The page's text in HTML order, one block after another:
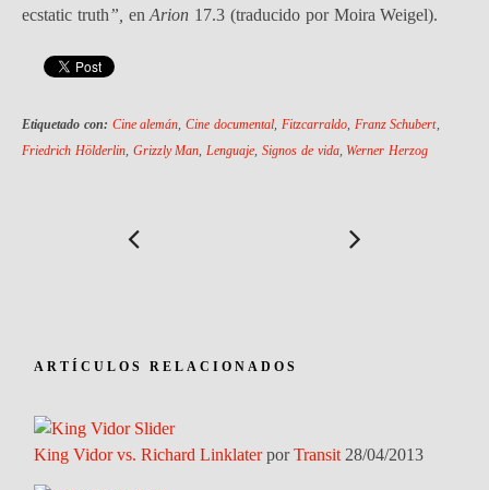
ecstatic truth”, en Arion 17.3 (traducido por Moira Weigel).
Etiquetado con: Cine alemán,Cine documental, Fitzcarraldo, Franz Schubert,
Friedrich Hölderlin, Grizzly Man,Lenguaje,Signos de vida, Werner Herzog
ARTÍCULOS RELACIONADOS
King Vidor vs. Richard LinklaterporTransit 28/04/2013